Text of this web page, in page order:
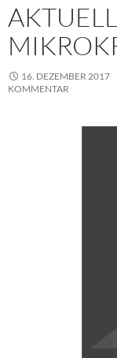
16. DEZEMBER 2017
KOMMENTAR